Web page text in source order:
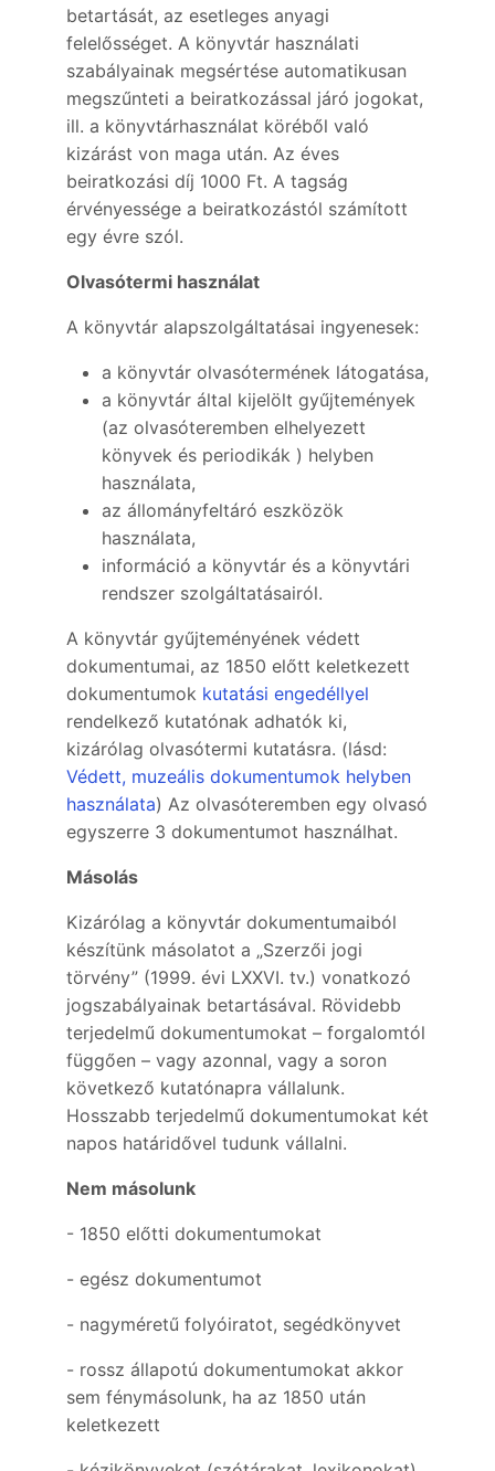
betartását, az esetleges anyagi
felelősséget. A könyvtár használati
szabályainak megsértése automatikusan
megszűnteti a beiratkozással járó jogokat,
ill. a könyvtárhasználat köréből való
kizárást von maga után. Az éves
beiratkozási díj 1000 Ft. A tagság
érvényessége a beiratkozástól számított
egy évre szól.
Olvasótermi használat
A könyvtár alapszolgáltatásai ingyenesek:
a könyvtár olvasótermének látogatása,
a könyvtár által kijelölt gyűjtemények
(az olvasóteremben elhelyezett
könyvek és periodikák ) helyben
használata,
az állományfeltáró eszközök
használata,
információ a könyvtár és a könyvtári
rendszer szolgáltatásairól.
A könyvtár gyűjteményének védett
dokumentumai, az 1850 előtt keletkezett
dokumentumok kutatási engedéllyel
rendelkező kutatónak adhatók ki,
kizárólag olvasótermi kutatásra. (lásd:
Védett, muzeális dokumentumok helyben
használata) Az olvasóteremben egy olvasó
egyszerre 3 dokumentumot használhat.
Másolás
Kizárólag a könyvtár dokumentumaiból
készítünk másolatot a „Szerzői jogi
törvény” (1999. évi LXXVI. tv.) vonatkozó
jogszabályainak betartásával. Rövidebb
terjedelmű dokumentumokat – forgalomtól
függően – vagy azonnal, vagy a soron
következő kutatónapra vállalunk.
Hosszabb terjedelmű dokumentumokat két
napos határidővel tudunk vállalni.
Nem másolunk
- 1850 előtti dokumentumokat
- egész dokumentumot
- nagyméretű folyóiratot, segédkönyvet
- rossz állapotú dokumentumokat akkor
sem fénymásolunk, ha az 1850 után
keletkezett